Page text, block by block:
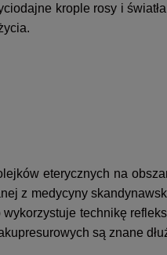
krople rosy i
eterycznych na
z medycyny
technikę
są znane